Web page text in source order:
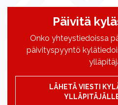
Päivitä
Onko yhteystiedoissa
päivityspyyntö
LÄHETÄ VIESTI